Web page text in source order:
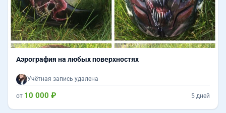
Аэрография на любых поверхностях
Учётная запись удалена
от 10 000 ₽ 5 дней